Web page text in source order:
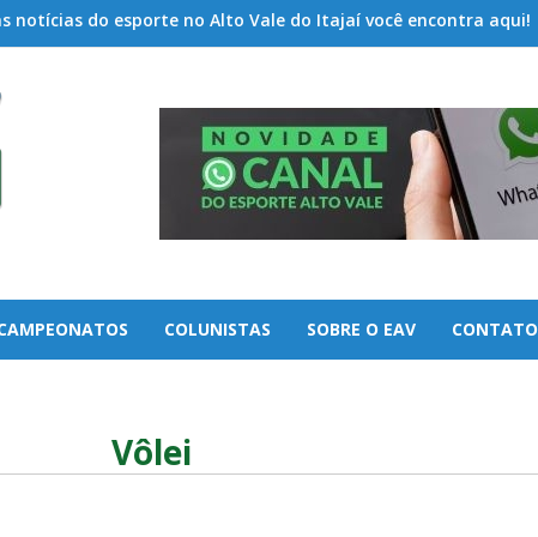
notícias do esporte no Alto Vale do Itajaí você encontra aqui!
COLUNISTAS SOBRE O EAV CONTATO
Vôlei